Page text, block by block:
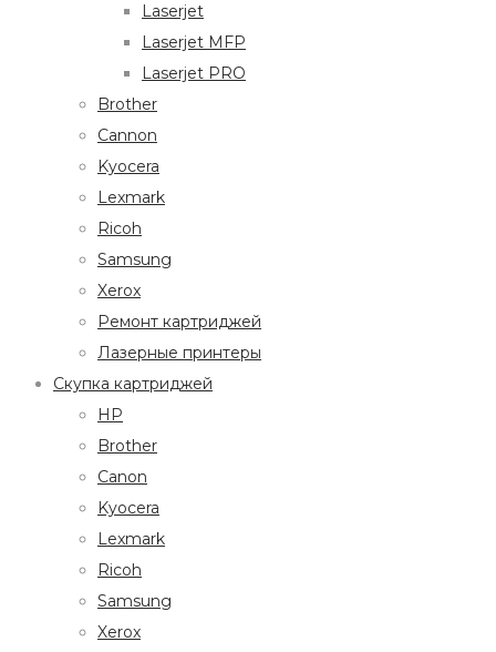
Laserjet
Laserjet MFP
Laserjet PRO
Brother
Cannon
Kyocera
Lexmark
Ricoh
Samsung
Xerox
Ремонт картриджей
Лазерные принтеры
Скупка картриджей
HP
Brother
Canon
Kyocera
Lexmark
Ricoh
Samsung
Xerox